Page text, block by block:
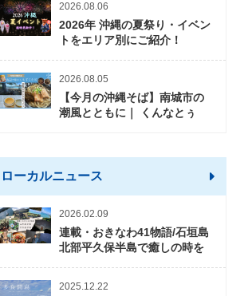
2026.08.06
2026年 沖縄の夏祭り・イベン
トをエリア別にご紹介！
2026.08.05
【今月の沖縄そば】南城市の
潮風とともに｜ くんなとぅ
ローカルニュース
2026.02.09
連載・おきなわ41物語/石垣島
北部平久保半島で癒しの時を
2025.12.22